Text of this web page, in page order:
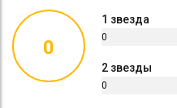
0
1 звезда
0
2 звезды
0